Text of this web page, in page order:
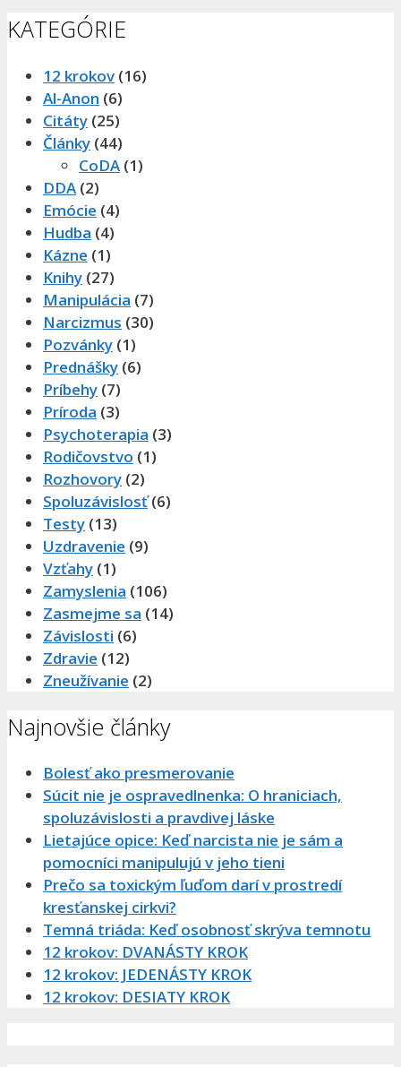
KATEGÓRIE
12 krokov (16)
Al-Anon (6)
Citáty (25)
Články (44)
CoDA (1)
DDA (2)
Emócie (4)
Hudba (4)
Kázne (1)
Knihy (27)
Manipulácia (7)
Narcizmus (30)
Pozvánky (1)
Prednášky (6)
Príbehy (7)
Príroda (3)
Psychoterapia (3)
Rodičovstvo (1)
Rozhovory (2)
Spoluzávislosť(6)
Testy (13)
Uzdravenie (9)
Vzťahy (1)
Zamyslenia (106)
Zasmejme sa (14)
Závislosti (6)
Zdravie (12)
Zneužívanie (2)
Najnovšie články
Bolesť ako presmerovanie
Súcit nie je ospravedlnenka: O hraniciach,
spoluzávislosti a pravdivej láske
Lietajúce opice: Keď narcista nie je sám a
pomocníci manipulujú v jeho tieni
Prečo sa toxickým ľuďom darí v prostredí
kresťanskej cirkvi?
Temná triáda: Keď osobnosť skrýva temnotu
12 krokov: DVANÁSTY KROK
12 krokov: JEDENÁSTY KROK
12 krokov: DESIATY KROK